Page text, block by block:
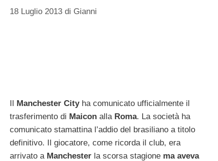
18 Luglio 2013 di Gianni
Il Manchester Cityha comunicato ufficialmente il
trasferimento di Maicon alla Roma. La società ha
comunicato stamattina l’addio del brasiliano a titolo
definitivo. Il giocatore, come ricorda il club, era
arrivato a Manchester la scorsa stagione ma aveva